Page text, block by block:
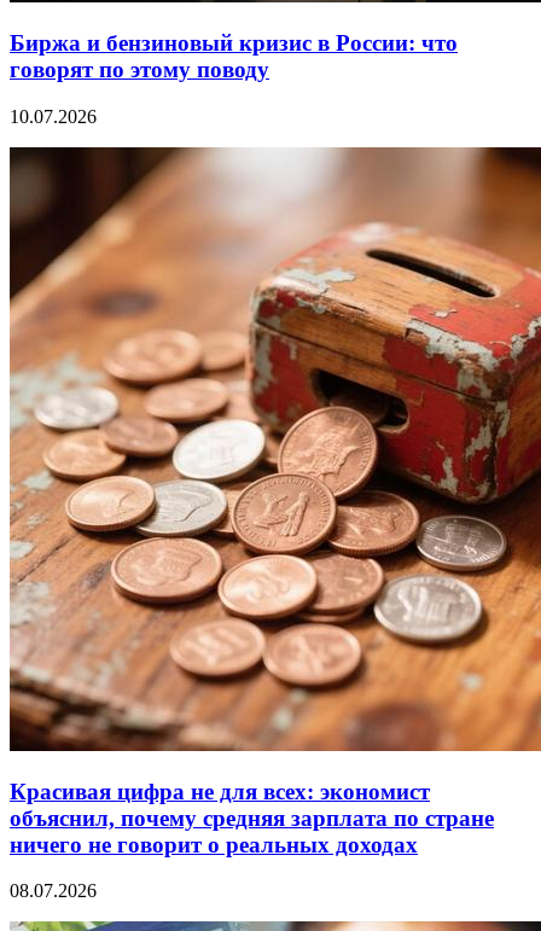
Биржа и бензиновый кризис в России: что
говорят по этому поводу
10.07.2026
Красивая цифра не для всех: экономист
объяснил, почему средняя зарплата по стране
ничего не говорит о реальных доходах
08.07.2026